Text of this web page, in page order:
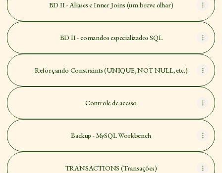
BD II - Aliases e Inner Joins (um breve olhar)
BD II - comandos especializados SQL
Reforçando Constraints (UNIQUE, NOT NULL, etc.)
Controle de acesso
Backup - MySQL Workbench
TRANSACTIONS (Transações)